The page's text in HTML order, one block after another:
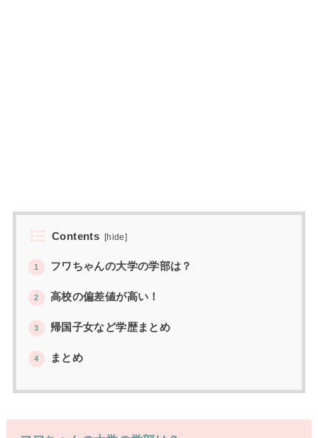
Contents [hide]
1 フワちゃんの大学の学部は？
2 高校の偏差値が高い！
3 帰国子女など学歴まとめ
4 まとめ